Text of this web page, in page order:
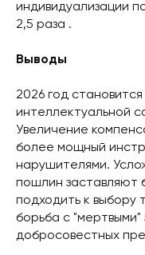
индивидуализации
2,5 раза .
Выводы
2026 год
интеллектуальной
Увеличение
более мощный
нарушителями.
пошлин заставляют
подходить к выбору
борьба с
добросовестных